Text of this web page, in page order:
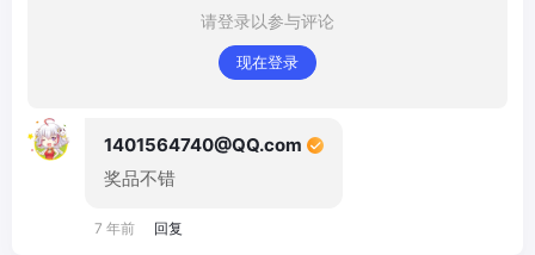
请登录以参与评论
现在登录
1401564740@QQ.com
奖品不错
7 年前 回复